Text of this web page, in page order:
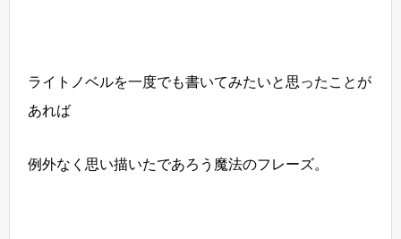
ライトノベルを一度でも書いてみたいと思ったことが
あれば
例外なく思い描いたであろう魔法のフレーズ。